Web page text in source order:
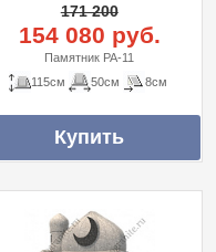
171 200
154 080 руб.
Памятник PA-11
115см
50см 8см